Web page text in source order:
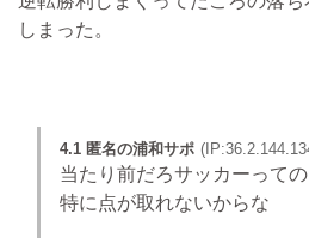
しまった。
4.1 匿名の浦和サポ
当たり前だろサッカーって
特に点が取れないからな